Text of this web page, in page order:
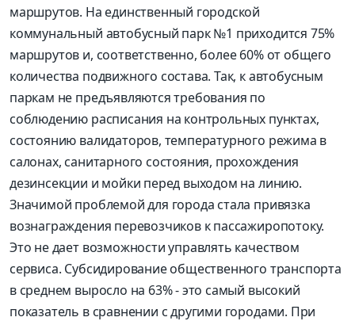
маршрутов. На единственный городской
коммунальный автобусный парк №1 приходится 75%
маршрутов и, соответственно, более 60% от общего
количества подвижного состава. Так, к автобусным
паркам не предъявляются требования по
соблюдению расписания на контрольных пунктах,
состоянию валидаторов, температурного режима в
салонах, санитарного состояния, прохождения
дезинсекции и мойки перед выходом на линию.
Значимой проблемой для города стала привязка
вознаграждения перевозчиков к пассажиропотоку.
Это не дает возможности управлять качеством
сервиса. Субсидирование общественного транспорта
в среднем выросло на 63% - это самый высокий
показатель в сравнении с другими городами. При